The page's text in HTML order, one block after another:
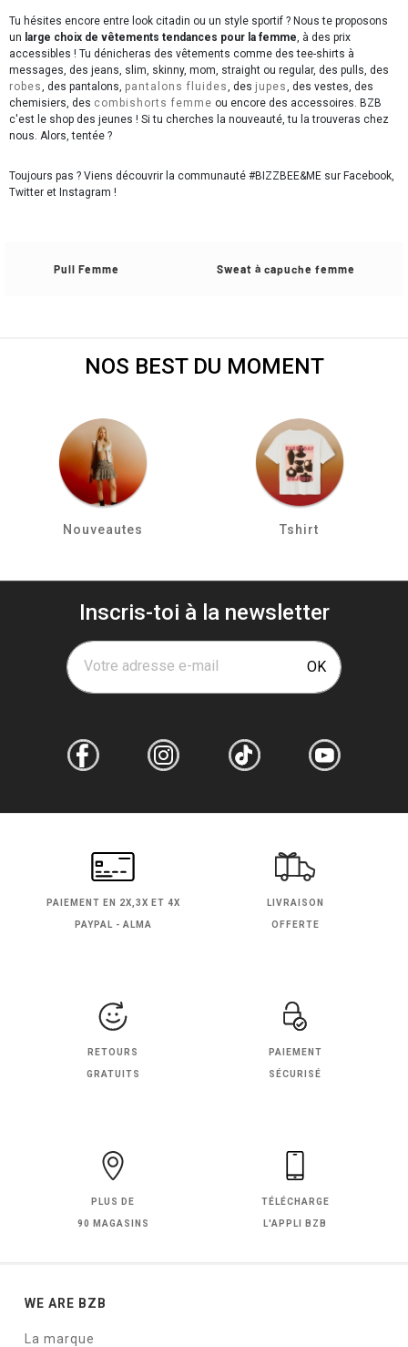
Tu hésites encore entre look citadin ou un style sportif ? Nous te proposons
un large choix de vêtements tendances pour la femme, à des prix
accessibles ! Tu dénicheras des vêtements comme des tee-shirts à
messages, des jeans, slim, skinny, mom, straight ou regular, des pulls, des
robes, des pantalons, pantalons fluides, des jupes, des vestes, des
chemisiers, des combishorts femme ou encore des accessoires. BZB
c'est le shop des jeunes ! Si tu cherches la nouveauté, tu la trouveras chez
nous. Alors, tentée ?
Toujours pas ? Viens découvrir la communauté #BIZZBEE&ME sur Facebook,
Twitter et Instagram !
Pull Femme Sweat à capuche femme
NOS BEST DU MOMENT
Nouveautes Tshirt
Inscris-toi à la newsletter
Votre adresse e-mail OK
PAIEMENT EN 2X,3X ET 4X
PAYPAL - ALMA
LIVRAISON
OFFERTE
RETOURS
GRATUITS
PAIEMENT
SÉCURISÉ
PLUS DE
90 MAGASINS
TÉLÉCHARGE
L'APPLI BZB
WE ARE BZB
La marque